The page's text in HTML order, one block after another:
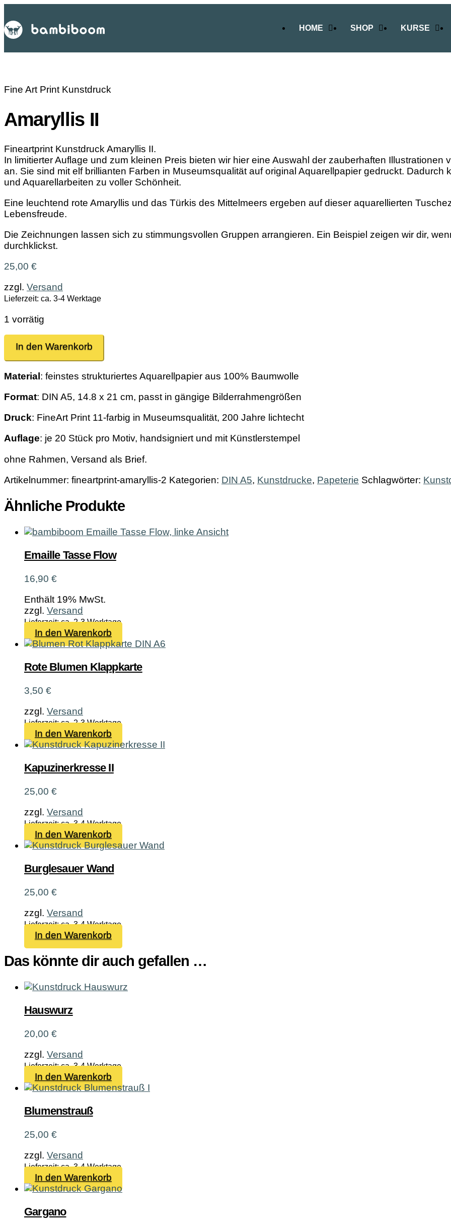
HOME SHOP KURSE
Fine Art Print Kunstdruck
Amaryllis II
Fineartprint Kunstdruck Amaryllis II.
In limitierter Auflage und zum kleinen Preis bieten wir hier eine Auswahl der zauberhaften Illustrationen
an. Sie sind mit elf brillianten Farben in Museumsqualität auf original Aquarellpapier gedruckt. Dadurch
und Aquarellarbeiten zu voller Schönheit.
Eine leuchtend rote Amaryllis und das Türkis des Mittelmeers ergeben auf dieser aquarellierten
Lebensfreude.
Die Zeichnungen lassen sich zu stimmungsvollen Gruppen arrangieren. Ein Beispiel zeigen wir dir,
durchklickst.
25,00 €
zzgl. Versand
Lieferzeit: ca. 3-4 Werktage
1 vorrätig
Amaryllis
Menge
In den Warenkorb
Material : feinstes strukturiertes Aquarellpapier aus 100% Baumwolle
Format: DIN A5, 14.8 x 21 cm, passt in gängige Bilderrahmengrößen
Druck: FineArt Print 11-farbig in Museumsqualität, 200 Jahre lichtecht
Auflage: je 20 Stück pro Motiv, handsigniert und mit Künstlerstempel
ohne Rahmen, Versand als Brief.
Artikelnummer: fineartprint-amaryllis-2 Kategorien: DIN A5, Kunstdrucke, Papeterie Schlagwörter:
Ähnliche Produkte
Emaille Tasse Flow
16,90 €
Enthält 19% MwSt.
zzgl. Versand
Lieferzeit: ca. 2-3 Werktage
In den Warenkorb
Rote Blumen Klappkarte
3,50 €
zzgl. Versand
Lieferzeit: ca. 2-3 Werktage
In den Warenkorb
Kapuzinerkresse II
25,00 €
zzgl. Versand
Lieferzeit: ca. 3-4 Werktage
In den Warenkorb
Burglesauer Wand
25,00 €
zzgl. Versand
Lieferzeit: ca. 3-4 Werktage
In den Warenkorb
Das könnte dir auch gefallen …
Hauswurz
20,00 €
zzgl. Versand
Lieferzeit: ca. 3-4 Werktage
In den Warenkorb
Blumenstrauß
25,00 €
zzgl. Versand
Lieferzeit: ca. 3-4 Werktage
In den Warenkorb
Gargano